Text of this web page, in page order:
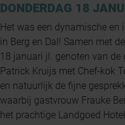
DONDERDAG 18
Het was een dynamische en
in Berg en Dal! Samen met
18 januari jl. genoten van
Patrick Kruijs met Chef-kok
en natuurlijk de fijne
waarbij gastvrouw Frauke
het prachtige Landgoed